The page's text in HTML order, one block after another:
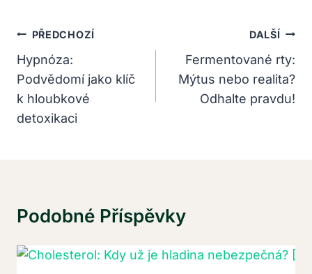
Navigace
Pro
Příspěvek
PŘEDCHOZÍ
Hypnóza:
Podvědomí jako klíč
k hloubkové
detoxikaci
DALŠÍ
Fermentované rty:
Mýtus nebo realita?
Odhalte pravdu!
Podobné Příspěvky